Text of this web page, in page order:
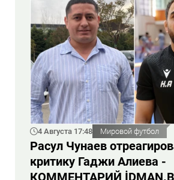
4 Августа 17:48 Мировой футбол
Расул Чунаев
критику Гаджи Алиева -
КОММЕНТАРИЙ